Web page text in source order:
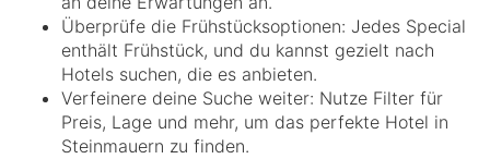
Überprüfe die Frühstücksoptionen: Jedes Special
enthält Frühstück, und du kannst gezielt nach
Hotels suchen, die es anbieten.
Verfeinere deine Suche weiter: Nutze Filter für
Preis, Lage und mehr, um das perfekte Hotel in
Steinmauern zu finden.